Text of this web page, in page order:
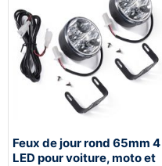
Feux de jour rond 65mm 4
LED pour voiture, moto et